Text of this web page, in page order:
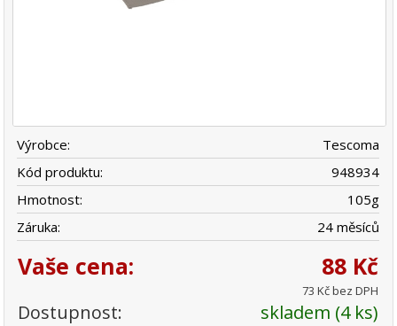
Výrobce:
Tescoma
Kód produktu:
948934
Hmotnost:
105g
Záruka:
24 měsíců
Vaše cena: 88 Kč
73 Kč bez DPH
Dostupnost: skladem (4 ks)